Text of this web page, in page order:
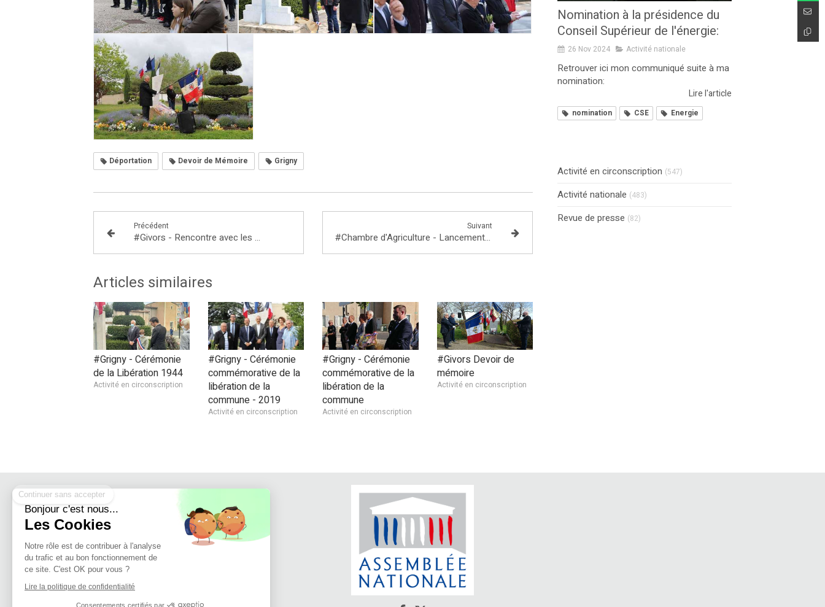
Déportation Devoir de Mémoire Grigny
Précédent
#Givors - Rencontre avec les commerçants du C.C. 2 Vallées
Suivant
#Chambre d'Agriculture - Lancement du système de protection collective contre la grêle
Articles similaires
#Grigny - Cérémonie
de la Libération 1944
Activité en circonscription
#Grigny - Cérémonie
commémorative de la
libération de la
commune - 2019
Activité en circonscription
#Grigny - Cérémonie
commémorative de la
libération de la
commune
Activité en circonscription
#Givors Devoir de
mémoire
Activité en circonscription
Nomination à la présidence du
Conseil Supérieur de l'énergie:
26 Nov 2024 Activité nationale
Retrouver ici mon communiqué suite à ma
nomination:
Lire l'article
nomination CSE Energie
Activité en circonscription (547)
Activité nationale (483)
Revue de presse (82)
Continuer sans accepter
Bonjour c'est nous...
Les Cookies
Notre rôle est de contribuer à l'analyse
du trafic et au bon fonctionnement de
ce site. C'est OK pour vous ?
Lire la politique de confidentialité
Consentements certifiés par